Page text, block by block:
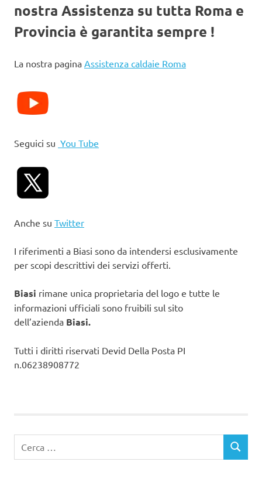
nostra Assistenza su tutta Roma e
Provincia è garantita sempre !
La nostra pagina Assistenza caldaie Roma
Seguici su You Tube
Anche su Twitter
I riferimenti a Biasi sono da intendersi esclusivamente
per scopi descrittivi dei servizi offerti.
Biasi rimane unica proprietaria del logo e tutte le
informazioni ufficiali sono fruibili sul sito
dell’azienda Biasi.
Tutti i diritti riservati Devid Della Posta PI
n.06238908772
per:
CERCA